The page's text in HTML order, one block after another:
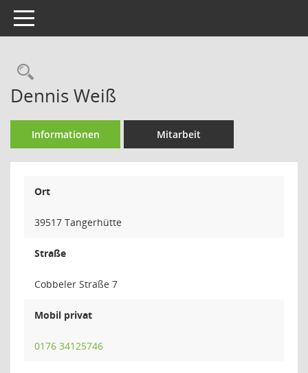
Toggle navigation
Rechercheauswahl
Dennis Weiß
Informationen Mitarbeit
Ort
39517 Tangerhütte
Straße
Cobbeler Straße 7
Mobil privat
0176 34125746